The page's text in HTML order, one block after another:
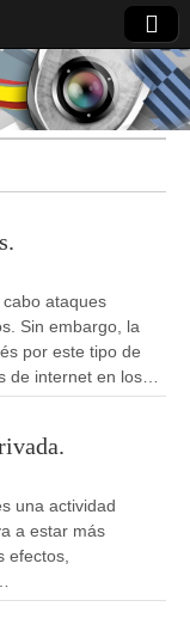
ataques
Sin embargo, la
por este tipo de
de internet en los…
una actividad
a estar más
efectos,